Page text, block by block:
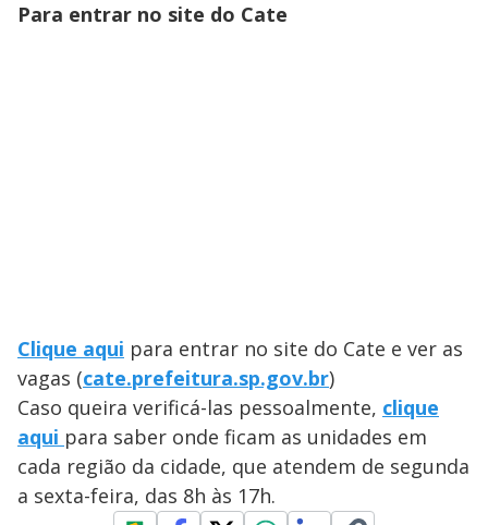
Para entrar no site do Cate
Clique aqui para entrar no site do Cate e ver as
vagas (cate.prefeitura.sp.gov.br)
Caso queira verificá-las pessoalmente, clique
aqui para saber onde ficam as unidades em
cada região da cidade, que atendem de segunda
a sexta-feira, das 8h às 17h.